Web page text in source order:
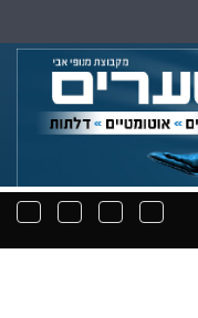
תפריט
יצירת
תפריט
חיפוש
ניווט
קבצים